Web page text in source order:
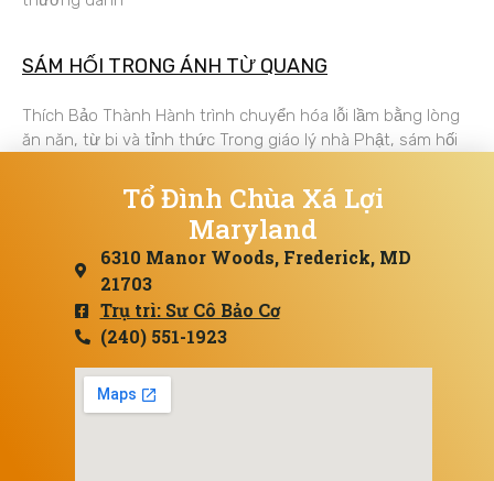
SÁM HỐI TRONG ÁNH TỪ QUANG
Thích Bảo Thành Hành trình chuyển hóa lỗi lầm bằng lòng
ăn năn, từ bi và tỉnh thức Trong giáo lý nhà Phật, sám hối
Tổ Đình Chùa Xá Lợi
Maryland
6310 Manor Woods, Frederick, MD
21703
Trụ trì: Sư Cô Bảo Cơ
(240) 551-1923